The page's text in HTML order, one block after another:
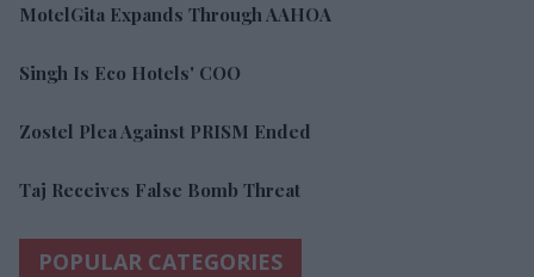
MotelGita Expands Through AAHOA
Singh Is Eco Hotels' COO
Zostel Plea Against PRISM Ended
Taj Receives False Bomb Threat
POPULAR CATEGORIES